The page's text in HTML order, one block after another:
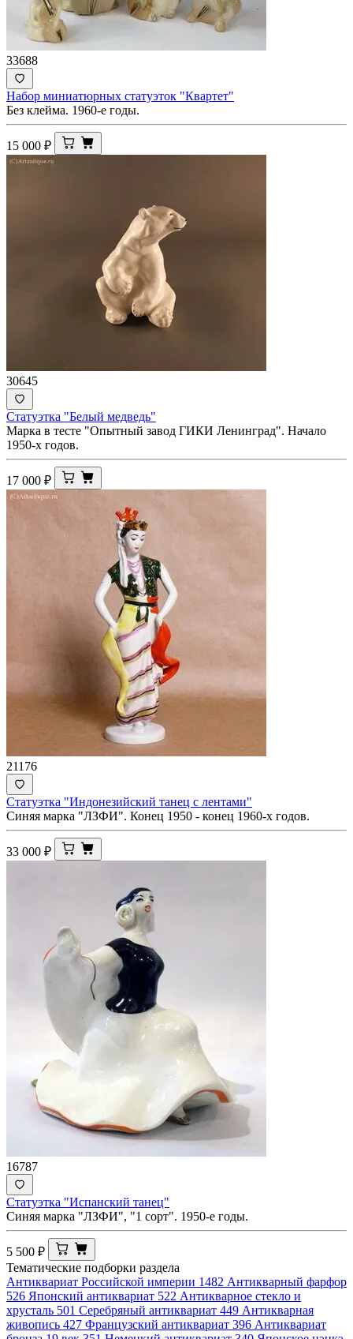
33688
Набор миниатюрных статуэток "Квартет"
Без клейма. 1960-е годы.
15 000 ₽
30645
Статуэтка "Белый медведь"
Марка в тесте "Опытный завод ГИКИ Ленинград". Начало
1950-х годов.
17 000 ₽
21176
Статуэтка "Индонезийский танец с лентами"
Синяя марка "ЛЗФИ". Конец 1950 - конец 1960-х годов.
33 000 ₽
16787
Статуэтка "Испанский танец"
Синяя марка "ЛЗФИ", "1 сорт". 1950-е годы.
5 500 ₽
Тематические подборки раздела
Антиквариат Российской империи 1482 Антикварный фарфор
526 Японский антиквариат 522 Антикварное стекло и
хрусталь 501 Серебряный антиквариат 449 Антикварная
живопись 427 Французский антиквариат 396 Антиквариат